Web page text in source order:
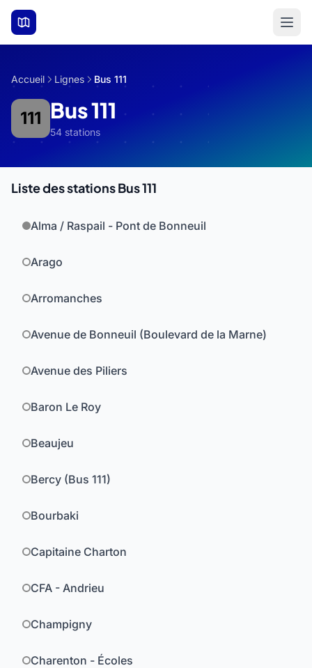
Aller au contenu principal
Accueil Lignes Bus 111
111 Bus 111
54 stations
Liste des stations Bus 111
Alma / Raspail - Pont de Bonneuil
Arago
Arromanches
Avenue de Bonneuil (Boulevard de la Marne)
Avenue des Piliers
Baron Le Roy
Beaujeu
Bercy (Bus 111)
Bourbaki
Capitaine Charton
CFA - Andrieu
Champigny
Charenton - Écoles